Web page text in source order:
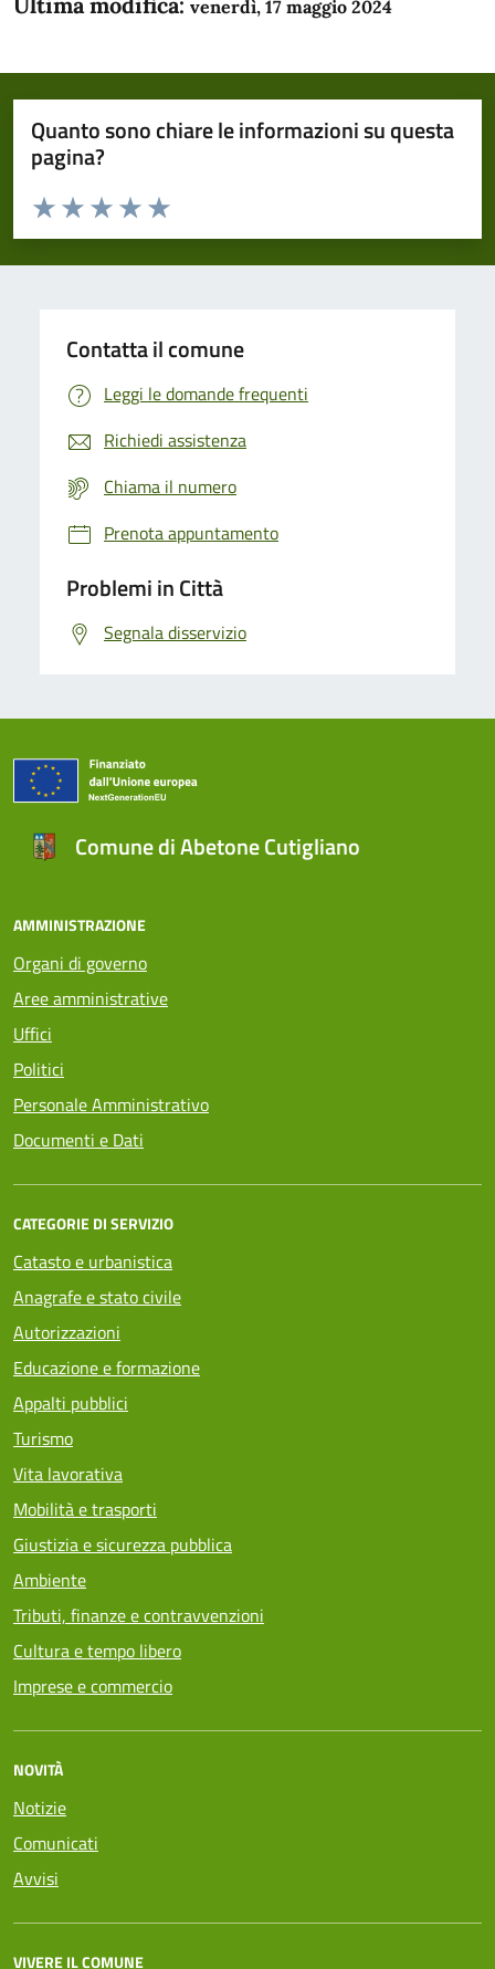
venerdì, 17 maggio 2024
Quanto sono chiare le informazioni su questa
pagina?
Domanda
Valuta da 1 a 5 stelle la pagina
Valuta 5 stelle su 5
Valuta 4 stelle su 5
Valuta 3 stelle su 5
Valuta 2 stelle su 5
Valuta 1 stelle su 5
Contatta il comune
Leggi le domande frequenti
Richiedi assistenza
Chiama il numero
Prenota appuntamento
Problemi in Città
Segnala disservizio
Comune di Abetone Cutigliano
AMMINISTRAZIONE
Organi di governo
Aree amministrative
Uffici
Politici
Personale Amministrativo
Documenti e Dati
CATEGORIE DI SERVIZIO
Catasto e urbanistica
Anagrafe e stato civile
Autorizzazioni
Educazione e formazione
Appalti pubblici
Turismo
Vita lavorativa
Mobilità e trasporti
Giustizia e sicurezza pubblica
Ambiente
Tributi, finanze e contravvenzioni
Cultura e tempo libero
Imprese e commercio
NOVITÀ
Notizie
Comunicati
Avvisi
VIVERE IL COMUNE